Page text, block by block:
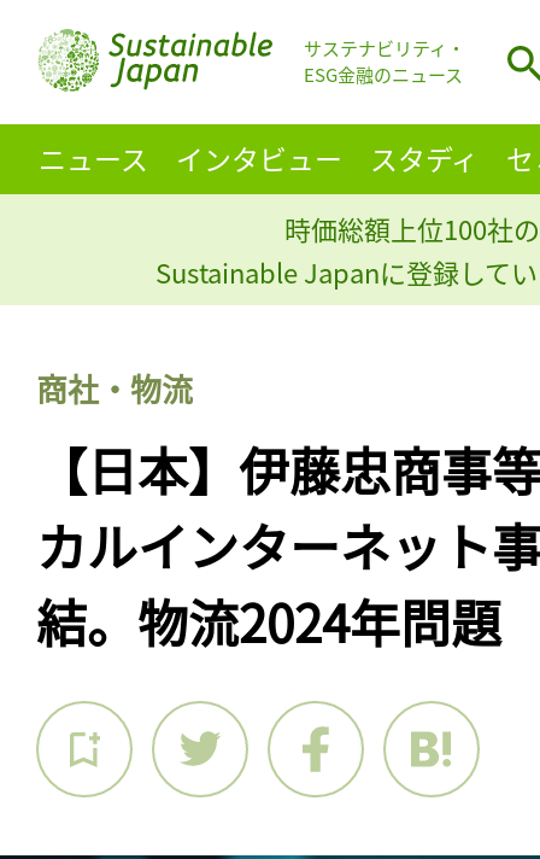
サステナビリティ・
ESG金融のニュース
ニュース インタビュー スタディ
時価総額上位100社
Sustainable Japanに登録して
商社・物流
【日本】伊藤忠商事
カルインターネット
結。物流2024年問題